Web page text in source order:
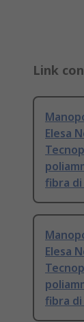
Link
Elesa
fibra
Elesa
fibra